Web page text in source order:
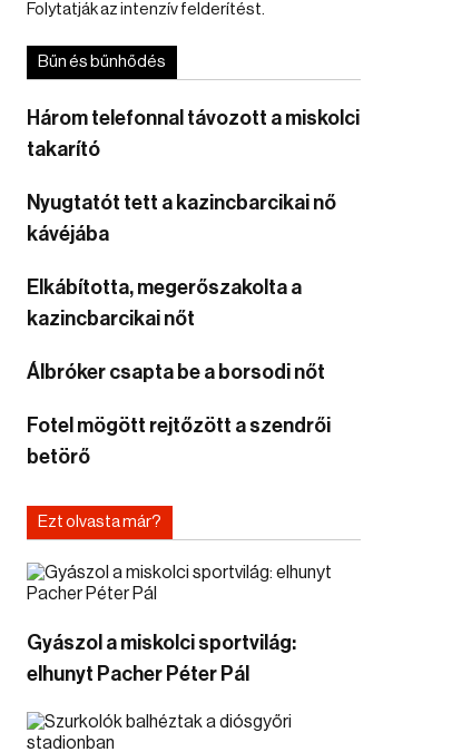
Folytatják az intenzív felderítést.
Bűn és bűnhődés
Három telefonnal távozott a miskolci
takarító
Nyugtatót tett a kazincbarcikai nő
kávéjába
Elkábította, megerőszakolta a
kazincbarcikai nőt
Álbróker csapta be a borsodi nőt
Fotel mögött rejtőzött a szendrői
betörő
Ezt olvasta már?
Gyászol a miskolci sportvilág:
elhunyt Pacher Péter Pál